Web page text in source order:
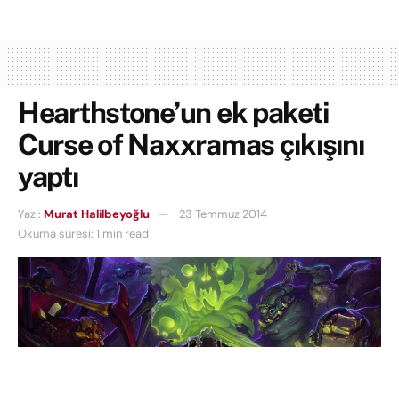
Hearthstone’un ek paketi
Curse of Naxxramas çıkışını
yaptı
Yazı: Murat Halilbeyoğlu
23 Temmuz 2014
Okuma süresi: 1 min read